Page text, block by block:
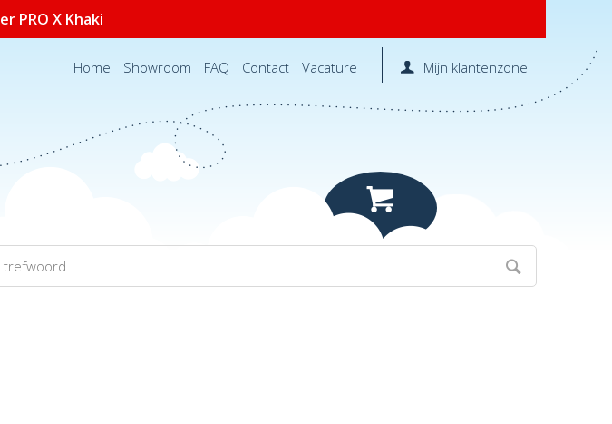
PRO X Khaki
Home Showroom FAQ Contact Vacature Mijn klantenzone